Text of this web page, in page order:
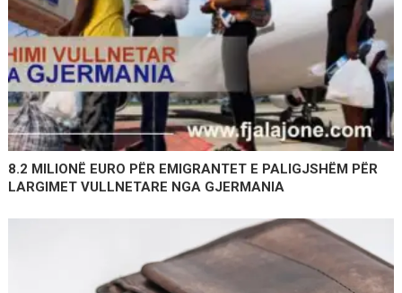
8.2 MILIONË EURO PËR EMIGRANTET E PALIGJSHËM PËR
LARGIMET VULLNETARE NGA GJERMANIA